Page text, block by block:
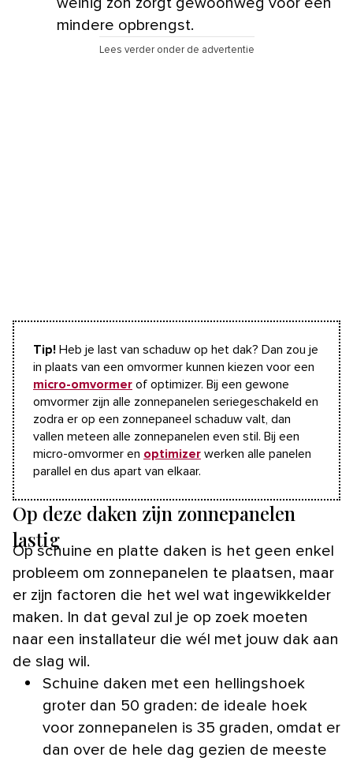
mindere opbrengst.
Lees verder onder de advertentie
Tip! Heb je last van schaduw op het dak? Dan zou je
in plaats van een omvormer kunnen kiezen voor een
micro-omvormer of optimizer. Bij een gewone
omvormer zijn alle zonnepanelen seriegeschakeld en
zodra er op een zonnepaneel schaduw valt, dan
vallen meteen alle zonnepanelen even stil. Bij een
micro-omvormer en optimizer werken alle panelen
parallel en dus apart van elkaar.
Op deze daken zijn zonnepanelen
lastig
Op schuine en platte daken is het geen enkel
probleem om zonnepanelen te plaatsen, maar
er zijn factoren die het wel wat ingewikkelder
maken. In dat geval zul je op zoek moeten
naar een installateur die wél met jouw dak aan
de slag wil.
Schuine daken met een hellingshoek
groter dan 50 graden: de ideale hoek
voor zonnepanelen is 35 graden, omdat er
dan over de hele dag gezien de meeste